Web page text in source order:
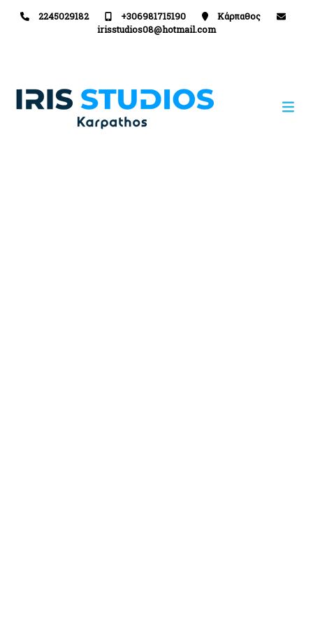
2245029182 +306981715190
Κάρπαθος
irisstudios08@hotmail.com